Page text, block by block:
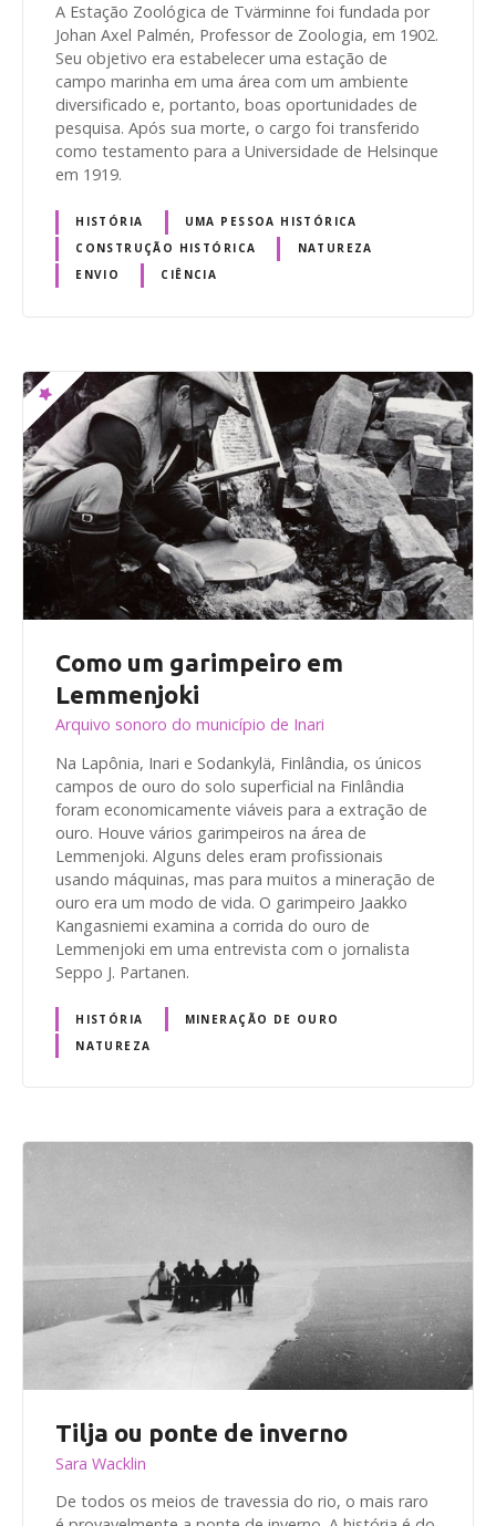
A Estação Zoológica de Tvärminne foi fundada por
Johan Axel Palmén, Professor de Zoologia, em 1902.
Seu objetivo era estabelecer uma estação de
campo marinha em uma área com um ambiente
diversificado e, portanto, boas oportunidades de
pesquisa. Após sua morte, o cargo foi transferido
como testamento para a Universidade de Helsinque
em 1919.
HISTÓRIA
UMA PESSOA HISTÓRICA
CONSTRUÇÃO HISTÓRICA
NATUREZA
ENVIO
CIÊNCIA
Como um garimpeiro em
Lemmenjoki
Arquivo sonoro do município de Inari
Na Lapônia, Inari e Sodankylä, Finlândia, os únicos
campos de ouro do solo superficial na Finlândia
foram economicamente viáveis para a extração de
ouro. Houve vários garimpeiros na área de
Lemmenjoki. Alguns deles eram profissionais
usando máquinas, mas para muitos a mineração de
ouro era um modo de vida. O garimpeiro Jaakko
Kangasniemi examina a corrida do ouro de
Lemmenjoki em uma entrevista com o jornalista
Seppo J. Partanen.
HISTÓRIA
MINERAÇÃO DE OURO
NATUREZA
Tilja ou ponte de inverno
Sara Wacklin
De todos os meios de travessia do rio, o mais raro